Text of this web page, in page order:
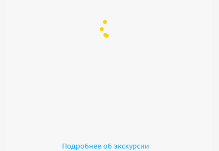
Подробнее об экскурсии